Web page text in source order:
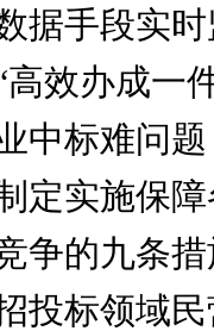
据手段实
高效办成一
中标难问
定实施保
争的九条
投标领域